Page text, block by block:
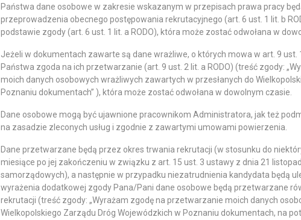
Państwa dane osobowe w zakresie wskazanym w przepisach prawa pracy
przeprowadzenia obecnego postępowania rekrutacyjnego (art. 6 ust. 1 lit. b
podstawie zgody (art. 6 ust. 1 lit. a RODO), która może zostać odwołana w
Jeżeli w dokumentach zawarte są dane wrażliwe, o których mowa w art. 9 ust.
Państwa zgoda na ich przetwarzanie (art. 9 ust. 2 lit. a RODO) (treść zgody:
moich danych osobowych wrażliwych zawartych w przesłanych do
Poznaniu dokumentach” ), która może zostać odwołana w dowolnym czasie.
Dane osobowe mogą być ujawnione pracownikom Administratora, jak też
na zasadzie zleconych usług i zgodnie z zawartymi umowami powierzenia.
Dane przetwarzane będą przez okres trwania rekrutacji (w stosunku do
miesiące po jej zakończeniu w związku z art. 15 ust. 3 ustawy z dnia 21
samorządowych), a następnie w przypadku niezatrudnienia kandydata będą
wyrażenia dodatkowej zgody Pana/Pani dane osobowe będą przetwarzane
rekrutacji (treść zgody: „Wyrażam zgodę na przetwarzanie moich danych
Wielkopolskiego Zarządu Dróg Wojewódzkich w Poznaniu dokumentach, na